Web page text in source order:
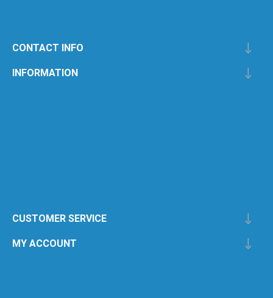
CONTACT INFO
INFORMATION
CUSTOMER SERVICE
MY ACCOUNT